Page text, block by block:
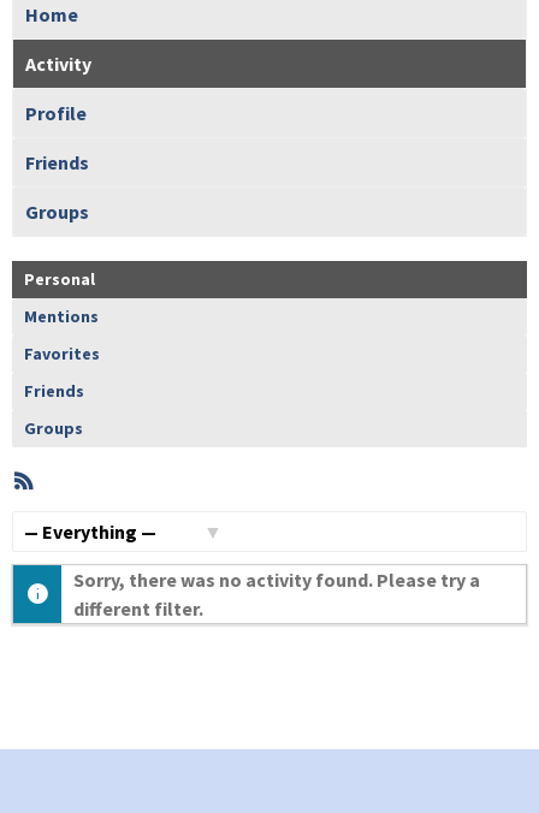
Home
Activity
Profile
Friends
Groups
Personal
Mentions
Favorites
Friends
Groups
Member
Activities
Sorry, there was no activity found. Please try a
different filter.